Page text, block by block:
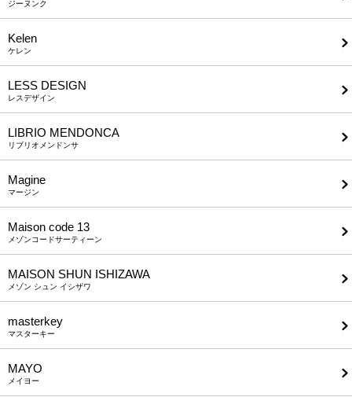
ジーヌンク
Kelen
ケレン
LESS DESIGN
レスデザイン
LIBRIO MENDONCA
リブリオメンドンサ
Magine
マージン
Maison code 13
メゾンコードサーティーン
MAISON SHUN ISHIZAWA
メゾン シュン イシザワ
masterkey
マスターキー
MAYO
メイヨー